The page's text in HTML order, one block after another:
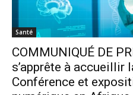
Santé
COMMUNIQUÉ DE
s’apprête à accueillir
Conférence et